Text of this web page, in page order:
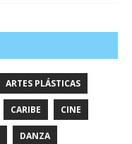
ARTES PLÁSTICAS
CARIBE CINE
DANZA